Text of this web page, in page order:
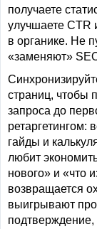
получаете
улучшаете CTR
в органике. Не
«заменяют»
страниц, чтобы
запроса до
гайды и
любит
нового» и «что
возвращается
выигрывают
подтверждение,